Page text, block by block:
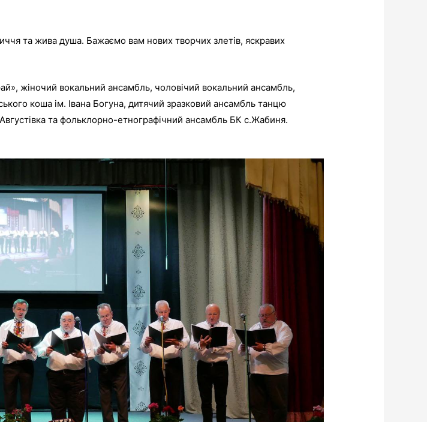
та жива душа. Бажаємо вам нових творчих злетів, яскравих
жіночий вокальний ансамбль, чоловічий вокальний ансамбль,
коша ім. Івана Богуна, дитячий зразковий ансамбль танцю
та фольклорно-етнографічний ансамбль БК с.Жабиня.